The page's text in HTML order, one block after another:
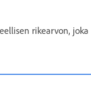
rikearvon, joka